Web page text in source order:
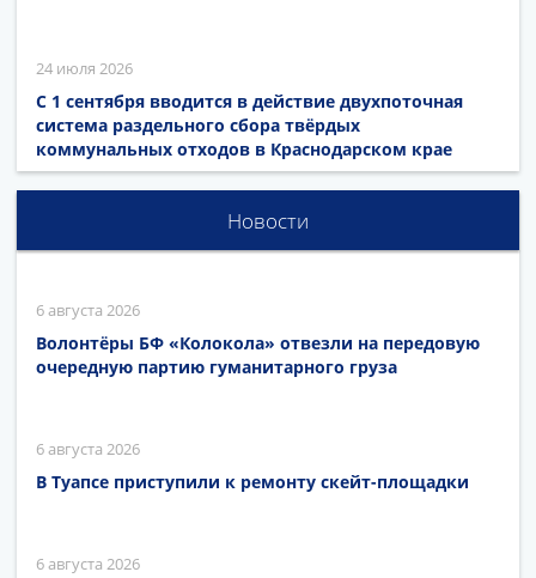
24 июля 2026
С 1 сентября вводится в действие двухпоточная
система раздельного сбора твёрдых
коммунальных отходов в Краснодарском крае
Новости
6 августа 2026
Волонтёры БФ «Колокола» отвезли на передовую
очередную партию гуманитарного груза
6 августа 2026
В Туапсе приступили к ремонту скейт-площадки
6 августа 2026